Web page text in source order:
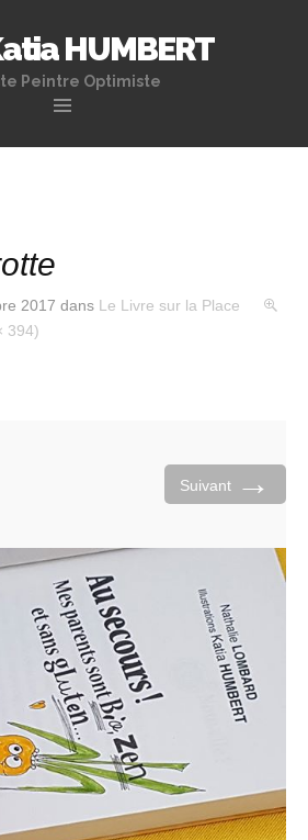
HUMBERT
Peintre Optimiste
2017 dans Le Livre sur la Place
394)
Suivant →